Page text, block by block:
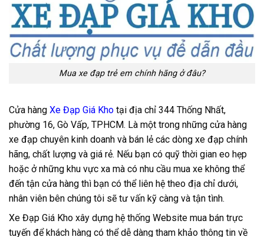
Mua xe đạp trẻ em chính hãng ở đâu?
Cửa hàng Xe Đạp Giá Kho tại địa chỉ 344 Thống Nhất,
phường 16, Gò Vấp, TPHCM. Là một trong những cửa hàng
xe đạp chuyên kinh doanh và bán lẻ các dòng xe đạp chính
hãng, chất lượng và giá rẻ. Nếu bạn có quỹ thời gian eo hẹp
hoặc ở những khu vực xa mà có nhu cầu mua xe không thể
đến tận cửa hàng thì bạn có thể liên hệ theo địa chỉ dưới,
nhân viên bên chúng tôi sẽ tư vấn kỹ càng và tận tình.
Xe Đạp Giá Kho xây dựng hệ thống Website mua bán trực
tuyến để khách hàng có thể dễ dàng tham khảo thông tin về